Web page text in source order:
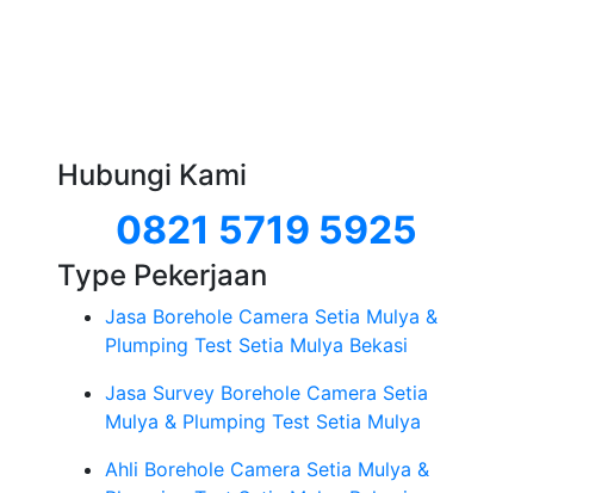
Hubungi Kami
0821 5719 5925
Type Pekerjaan
Jasa Borehole Camera Setia Mulya &
Plumping Test Setia Mulya Bekasi
Jasa Survey Borehole Camera Setia
Mulya & Plumping Test Setia Mulya
Ahli Borehole Camera Setia Mulya &